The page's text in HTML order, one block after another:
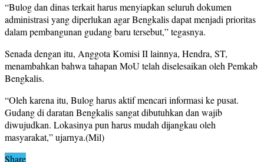
“Bulog dan dinas terkait harus menyiapkan seluruh dokumen
administrasi yang diperlukan agar Bengkalis dapat menjadi prioritas
dalam pembangunan gudang baru tersebut,” tegasnya.
Senada dengan itu, Anggota Komisi II lainnya, Hendra, ST,
menambahkan bahwa tahapan MoU telah diselesaikan oleh Pemkab
Bengkalis.
“Oleh karena itu, Bulog harus aktif mencari informasi ke pusat.
Gudang di daratan Bengkalis sangat dibutuhkan dan wajib
diwujudkan. Lokasinya pun harus mudah dijangkau oleh
masyarakat,” ujarnya.(Mil)
Share